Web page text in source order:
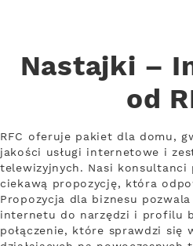
Nastajki –
od
RFC oferuje pakiet dla domu,
jakości usługi internetowe i
telewizyjnych. Nasi konsultanci
ciekawą propozycję, która
Propozycja dla biznesu
internetu do narzędzi i profilu
połączenie, które sprawdzi się